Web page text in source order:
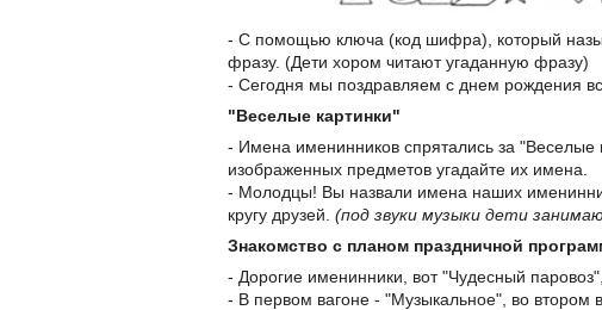
- С помощью ключа (код шифра), который
фразу. (Дети хором читают угаданную фразу)
- Сегодня мы поздравляем с днем рождения
"Веселые картинки"
- Имена именинников спрятались за "Веселые
изображенных предметов угадайте их имена.
- Молодцы! Вы назвали имена наших
кругу друзей. (под звуки музыки дети
Знакомство с планом праздничной
- Дорогие именинники, вот "Чудесный
- В первом вагоне - "Музыкальное", во втором